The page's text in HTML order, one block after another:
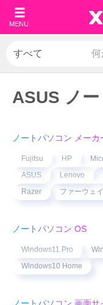
MENU
ASUS ノ
ノートパソコン メーカ
Fujitsu HP
ASUS
Lenovo
Razer
ファーウェイ
ノートパソコン OS
Windows11 Pro
Windows10 Home